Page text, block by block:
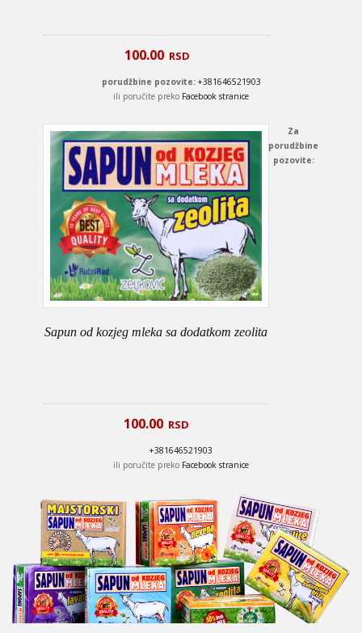
100.00 RSD
porudžbine pozovite: +381646521903
ili poručite preko Facebook stranice
Sapun od kozjeg mleka sa dodatkom zeolita
100.00 RSD
Za
porudžbine
pozovite:
+381646521903
ili poručite preko Facebook stranice